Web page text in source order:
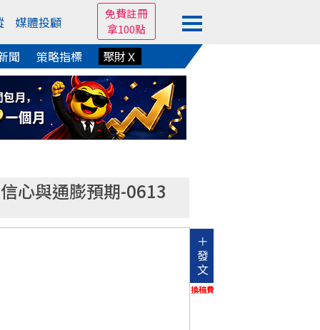
媒體投顧
免費註冊
拿100點
聞 策略指標 聚財Ｘ
心與通膨預期-0613
＋
發
文
換稿費